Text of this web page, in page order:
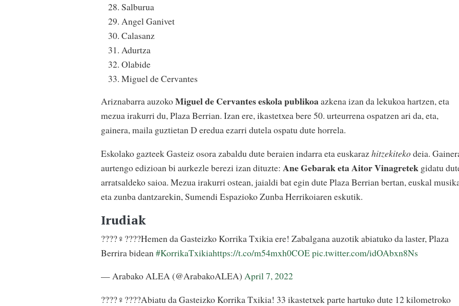
Salburua
Angel Ganivet
Calasanz
Adurtza
Olabide
Miguel de Cervantes
Ariznabarra auzokoMiguel de Cervantes eskola publikoaazkena izan da lekukoa hartzen, eta
mezua irakurri du, Plaza Berrian. Izan ere, ikastetxea bere 50. urteurrena ospatzen ari da, eta,
gainera, maila guztietan D eredua ezarri dutela ospatu dute horrela.
Eskolako gazteek Gasteiz osora zabaldu dute beraien indarra eta euskarazhitzekitekodeia.
aurtengo edizioan bi aurkezle berezi izan dituzte: Ane Gebarak eta Aitor Vinagretek gidatu
arratsaldeko saioa. Mezua irakurri ostean, jaialdi bat egin dute Plaza Berrian bertan, euskal
eta zunba dantzarekin, Sumendi Espazioko Zunba Herrikoiaren eskutik.
Irudiak
????‍♀️????Hemen da Gasteizko Korrika Txikia ere! Zabalgana auzotik abiatuko da laster, Plaza
Berrira bidean #KorrikaTxikiahttps://t.co/m54mxh0COEpic.twitter.com/idOAbxn8Ns
— Arabako ALEA (@ArabakoALEA) April 7, 2022
????‍♀️????Abiatu da Gasteizko Korrika Txikia! 33 ikastetxek parte hartuko dute 12 kilometroko